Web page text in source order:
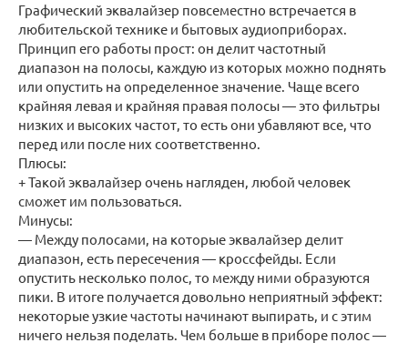
Графический эквалайзер повсеместно встречается в
любительской технике и бытовых аудиоприборах.
Принцип его работы прост: он делит частотный
диапазон на полосы, каждую из которых можно поднять
или опустить на определенное значение. Чаще всего
крайняя левая и крайняя правая полосы — это фильтры
низких и высоких частот, то есть они убавляют все, что
перед или после них соответственно.
Плюсы:
+ Такой эквалайзер очень нагляден, любой человек
сможет им пользоваться.
Минусы:
— Между полосами, на которые эквалайзер делит
диапазон, есть пересечения — кроссфейды. Если
опустить несколько полос, то между ними образуются
пики. В итоге получается довольно неприятный эффект:
некоторые узкие частоты начинают выпирать, и с этим
ничего нельзя поделать. Чем больше в приборе полос —